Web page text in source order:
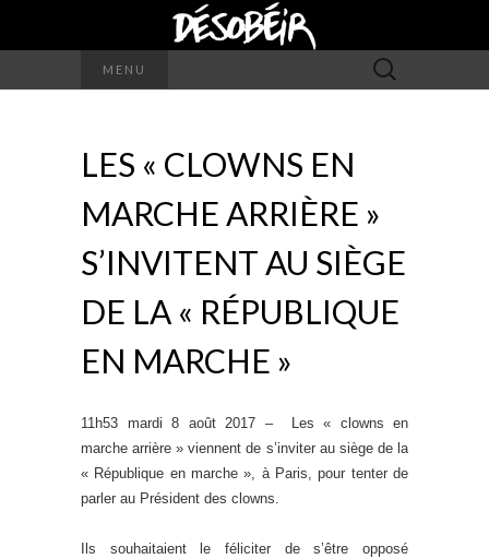
MENU Rechercher :
LES « CLOWNS EN
MARCHE ARRIÈRE »
S’INVITENT AU SIÈGE
DE LA « RÉPUBLIQUE
EN MARCHE »
11h53 mardi 8 août 2017 – Les « clowns en
marche arrière » viennent de s’inviter au siège de la
« République en marche », à Paris, pour tenter de
parler au Président des clowns.
Ils souhaitaient le féliciter de s’être opposé